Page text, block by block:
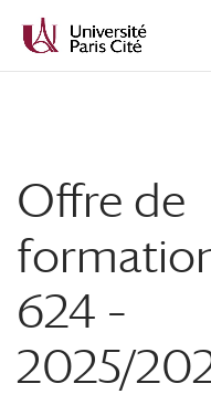
contenu
Offre de
624 –
2025/